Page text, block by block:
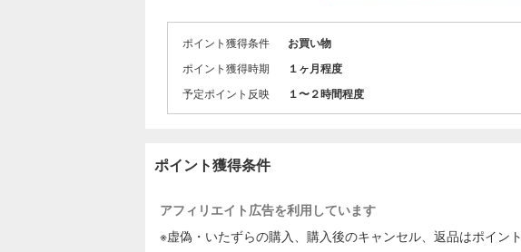
ポイント獲得条件 お買い物
ポイント獲得時期 １ヶ月程度
予定ポイント反映 １〜２時間程度
ポイント獲得条件
アフィリエイト広告を利用しています
※虚偽・いたずらの購入、購入後のキャンセル、返品はポイン